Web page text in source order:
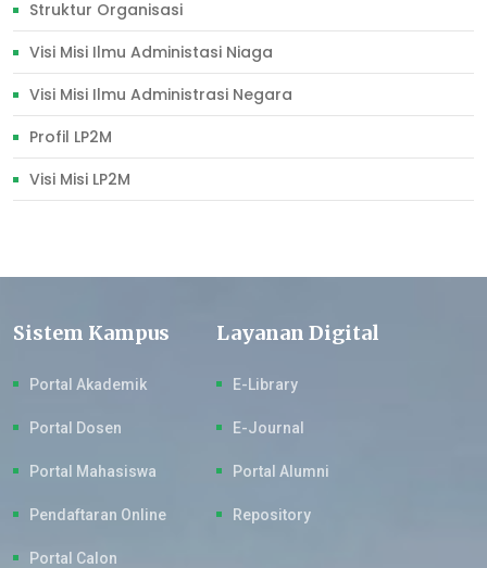
Struktur Organisasi
Visi Misi Ilmu Administasi Niaga
Visi Misi Ilmu Administrasi Negara
Profil LP2M
Visi Misi LP2M
Sistem Kampus
Portal Akademik
Portal Dosen
Portal Mahasiswa
Pendaftaran Online
Portal Calon
Layanan Digital
E-Library
E-Journal
Portal Alumni
Repository